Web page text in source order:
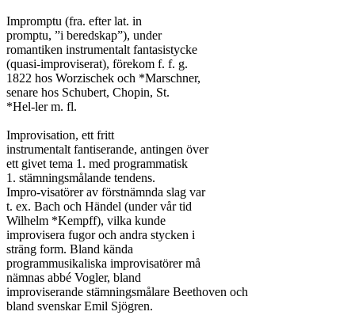
Impromptu (fra. efter lat. in
promptu, ”i beredskap”), under
romantiken instrumentalt fantasistycke
(quasi-improviserat), förekom f. f. g.
1822 hos Worzischek och *Marschner,
senare hos Schubert, Chopin, St.
*Hel-ler m. fl.
Improvisation, ett fritt
instrumentalt fantiserande, antingen över
ett givet tema 1. med programmatisk
1. stämningsmålande tendens.
Impro-visatörer av förstnämnda slag var
t. ex. Bach och Händel (under vår tid
Wilhelm *Kempff), vilka kunde
improvisera fugor och andra stycken i
sträng form. Bland kända
programmusikaliska improvisatörer må
nämnas abbé Vogler, bland
improviserande stämningsmålare Beethoven och
bland svenskar Emil Sjögren.